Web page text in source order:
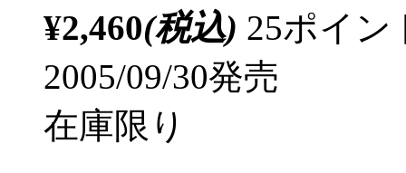
¥2,460(税込) 25ポイ
2005/09/30発売
在庫限り